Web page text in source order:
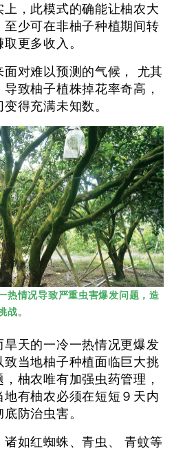
，此模式的确能让柚农大
少可在非柚子种植期间转
取更多收入。
对难以预测的气候， 尤其
致柚子植株掉花率奇高，
得充满未知数。
热情况导致严重虫害爆发问题，造
战。
天的一冷一热情况更爆发
当地柚子种植面临巨大挑
柚农唯有加强虫药管理，
有柚农必须在短短９天内
底防治虫害。
诸如红蜘蛛、青虫、 青蚊等